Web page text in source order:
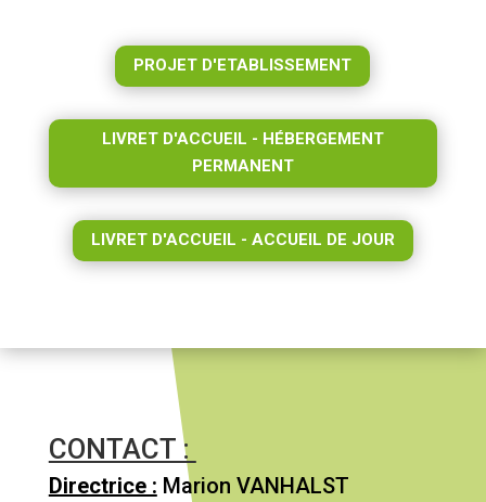
PROJET D'ETABLISSEMENT
LIVRET D'ACCUEIL - HÉBERGEMENT
PERMANENT
LIVRET D'ACCUEIL - ACCUEIL DE JOUR
CONTACT :
Directrice : Marion VANHALST